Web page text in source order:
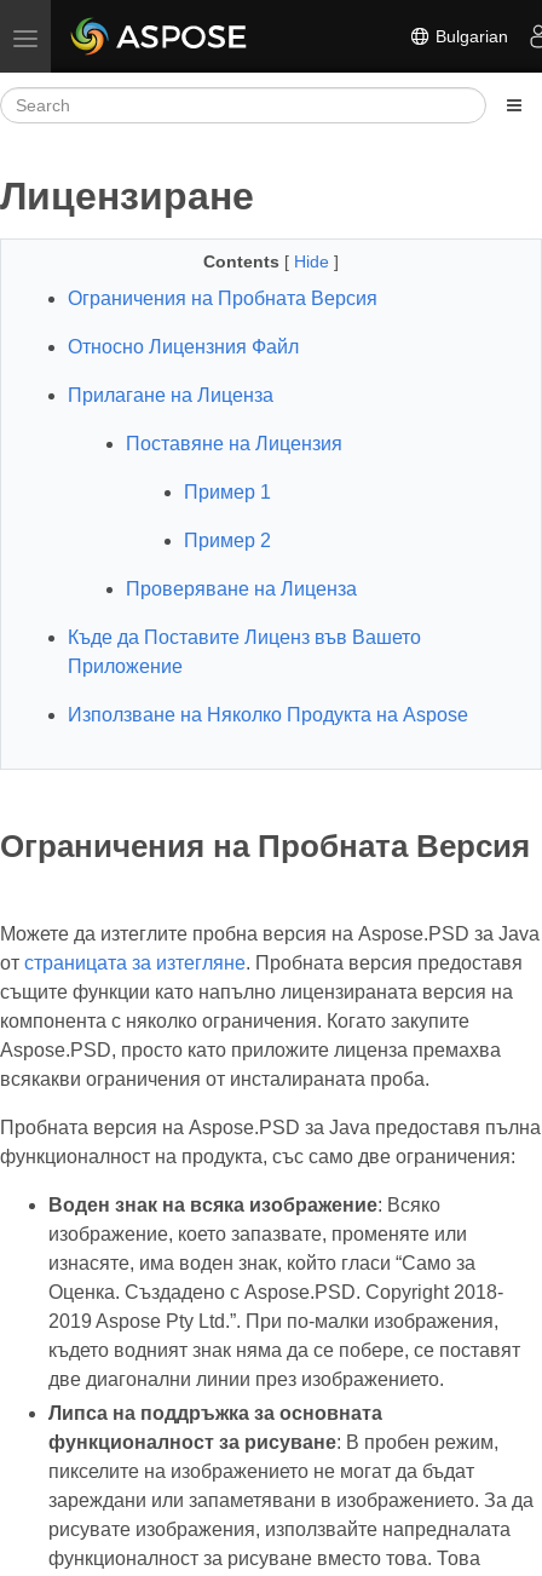
Toggle navigation Bulgarian
Лицензиране
Contents [ Hide ]
Ограничения на Пробната Версия
Относно Лицензния Файл
Прилагане на Лиценза
Поставяне на Лицензия
Пример 1
Пример 2
Проверяване на Лиценза
Къде да Поставите Лиценз във Вашето
Приложение
Използване на Няколко Продукта на Aspose
Ограничения на Пробната Версия
Можете да изтеглите пробна версия на Aspose.PSD за Java
от страницата за изтегляне. Пробната версия предоставя
същите функции като напълно лицензираната версия на
компонента с няколко ограничения. Когато закупите
Aspose.PSD, просто като приложите лиценза премахва
всякакви ограничения от инсталираната проба.
Пробната версия на Aspose.PSD за Java предоставя пълна
функционалност на продукта, със само две ограничения:
Воден знак на всяка изображение: Всяко
изображение, което запазвате, променяте или
изнасяте, има воден знак, който гласи “Само за
Оценка. Създадено с Aspose.PSD. Copyright 2018-
2019 Aspose Pty Ltd.”. При по-малки изображения,
където водният знак няма да се побере, се поставят
две диагонални линии през изображението.
Липса на поддръжка за основната
функционалност за рисуване: В пробен режим,
пикселите на изображението не могат да бъдат
зареждани или запаметявани в изображението. За да
рисувате изображения, използвайте напредналата
функционалност за рисуване вместо това. Това